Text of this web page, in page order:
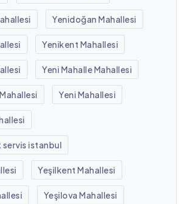
Yenidoğan Mahallesi
Yenikent Mahallesi
Yeni Mahalle Mahallesi
Yeni Mahallesi
istanbul
Yeşilkent Mahallesi
Yeşilova Mahallesi